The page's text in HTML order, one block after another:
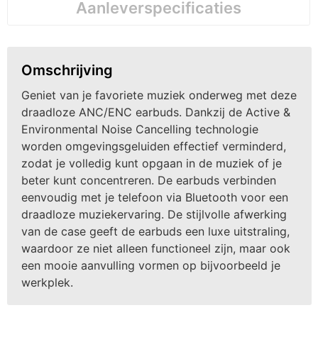
Aanleverspecificaties
Omschrijving
Geniet van je favoriete muziek onderweg met deze
draadloze ANC/ENC earbuds. Dankzij de Active &
Environmental Noise Cancelling technologie
worden omgevingsgeluiden effectief verminderd,
zodat je volledig kunt opgaan in de muziek of je
beter kunt concentreren. De earbuds verbinden
eenvoudig met je telefoon via Bluetooth voor een
draadloze muziekervaring. De stijlvolle afwerking
van de case geeft de earbuds een luxe uitstraling,
waardoor ze niet alleen functioneel zijn, maar ook
een mooie aanvulling vormen op bijvoorbeeld je
werkplek.